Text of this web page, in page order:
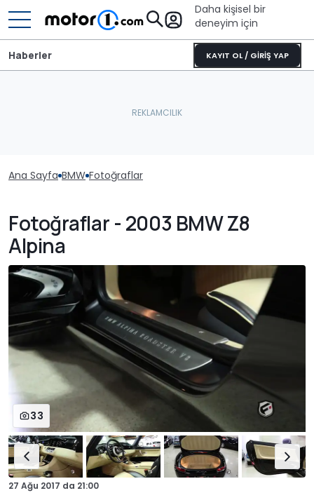
Daha kişisel bir
deneyim için
KAYIT OL / GİRİŞ YAP
Haberler
Ana Sayfa BMW Fotoğraflar
Fotoğraflar - 2003 BMW Z8
Alpina
33
27 Ağu 2017 da 21:00